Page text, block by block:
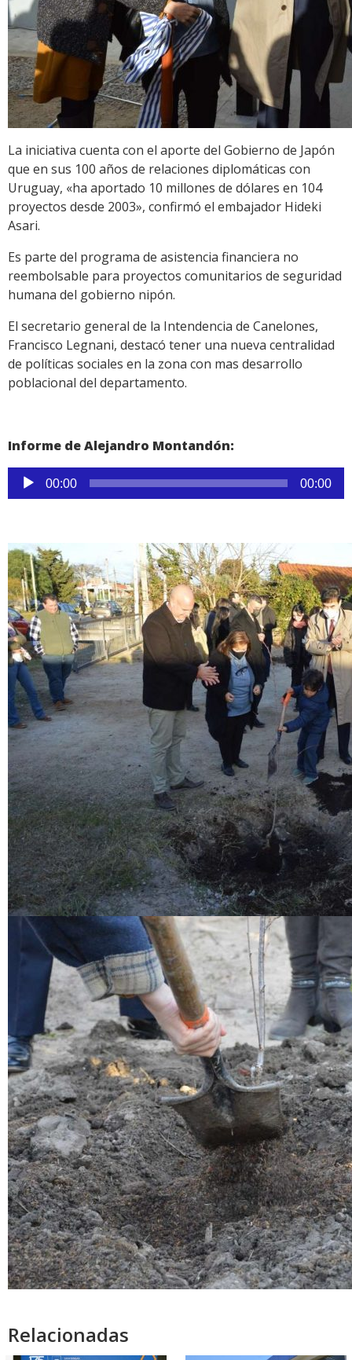
La iniciativa cuenta con el aporte del Gobierno de Japón
que en sus 100 años de relaciones diplomáticas con
Uruguay, «ha aportado 10 millones de dólares en 104
proyectos desde 2003», confirmó el embajador Hideki
Asari.
Es parte del programa de asistencia financiera no
reembolsable para proyectos comunitarios de seguridad
humana del gobierno nipón.
El secretario general de la Intendencia de Canelones,
Francisco Legnani, destacó tener una nueva centralidad
de políticas sociales en la zona con mas desarrollo
poblacional del departamento.
Informe de Alejandro Montandón:
Reproductor
de
00:00 00:00
Relacionadas